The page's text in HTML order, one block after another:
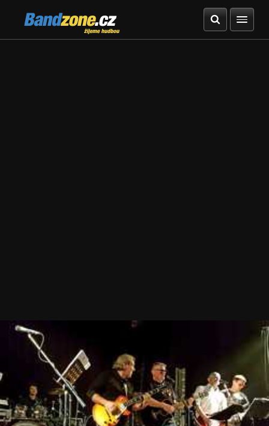
Bandzone.cz
žijeme hudbou